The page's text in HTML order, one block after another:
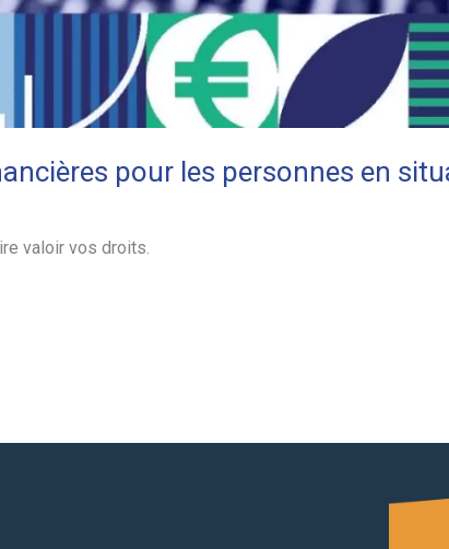
pour les personnes en
valoir vos droits.